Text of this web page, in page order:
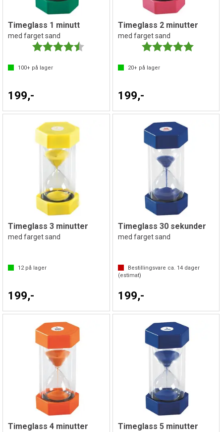
Timeglass 1 minutt
med farget sand
Karakter:
4.7 av 5 mulige
100+ på lager
199,-
Timeglass 2 minutter
med farget sand
Karakter:
20+på lager
199,-
Timeglass 3 minutter
med farget sand
12 på lager
199,-
Timeglass 30 sekunder
med farget sand
Bestillingsvare ca. 14dager
(estimat)
199,-
Timeglass 4 minutter Timeglass 5 minutter